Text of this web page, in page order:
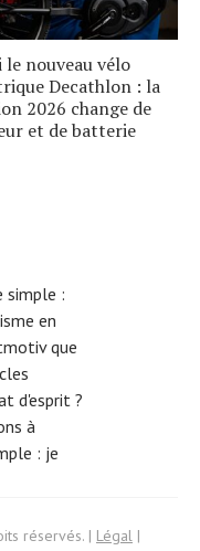
le nouveau vélo
Decathlon : la
2026 change de
et de batterie
simple :
en
que
d'esprit ?
à
: je
réservés. | Légal |